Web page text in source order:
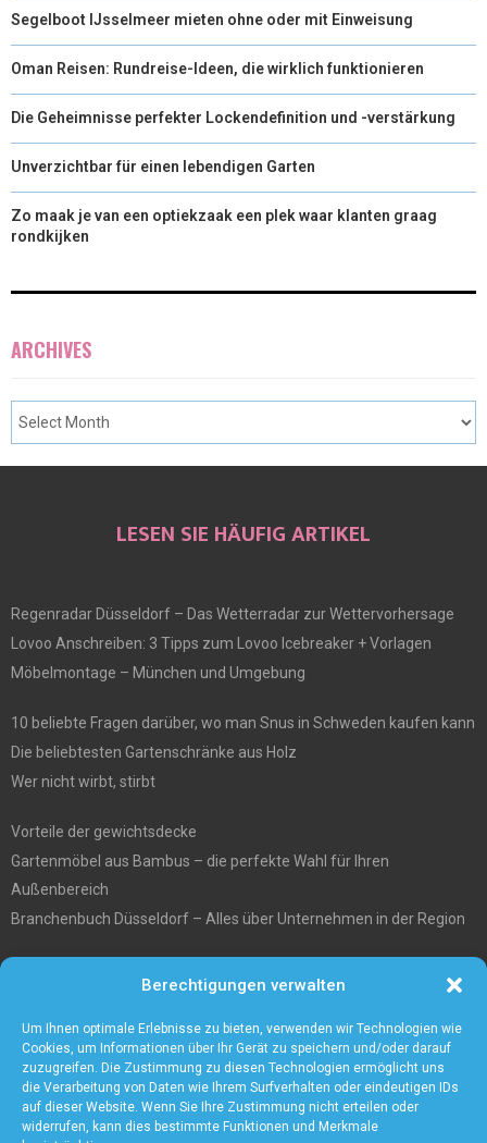
Berechtigungen verwalten
Um Ihnen optimale Erlebnisse zu bieten, verwenden wir Technologien wie
Cookies, um Informationen über Ihr Gerät zu speichern und/oder darauf
zuzugreifen. Die Zustimmung zu diesen Technologien ermöglicht uns
die Verarbeitung von Daten wie Ihrem Surfverhalten oder eindeutigen IDs
auf dieser Website. Wenn Sie Ihre Zustimmung nicht erteilen oder
widerrufen, kann dies bestimmte Funktionen und Merkmale
Segelboot IJsselmeer mieten ohne oder mit Einweisung
Oman Reisen: Rundreise-Ideen, die wirklich funktionieren
Die Geheimnisse perfekter Lockendefinition und -verstärkung
Unverzichtbar für einen lebendigen Garten
Zo maak je van een optiekzaak een plek waar klanten graag
rondkijken
ARCHIVES
LESEN SIE HÄUFIG ARTIKEL
Regenradar Düsseldorf – Das Wetterradar zur Wettervorhersage
Lovoo Anschreiben: 3 Tipps zum Lovoo Icebreaker + Vorlagen
Möbelmontage – München und Umgebung
10 beliebte Fragen darüber, wo man Snus in Schweden kaufen kann
Die beliebtesten Gartenschränke aus Holz
Wer nicht wirbt, stirbt
Vorteile der gewichtsdecke
Gartenmöbel aus Bambus – die perfekte Wahl für Ihren
Außenbereich
Branchenbuch Düsseldorf – Alles über Unternehmen in der Region
Die beste Akku-Kettensäge im Test
5 Gründe warum Sie sich für eine Zaunanlage entscheiden sollten